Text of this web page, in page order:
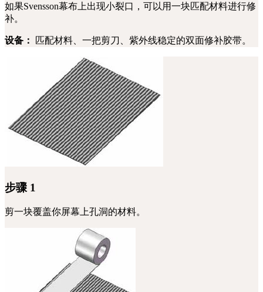
如果Svensson幕布上出现小裂口，可以用一块匹配材料进行修
补。
设备： 匹配材料、一把剪刀、紫外线稳定的双面修补胶带。
步骤 1
剪一块覆盖你屏幕上孔洞的材料。